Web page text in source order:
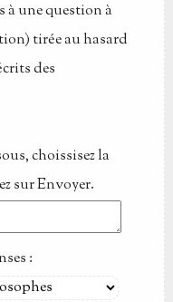
à une question à
tirée au hasard
des
choissisez la
sur Envoyer.
: